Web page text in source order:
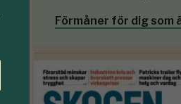
Förmåner för dig som